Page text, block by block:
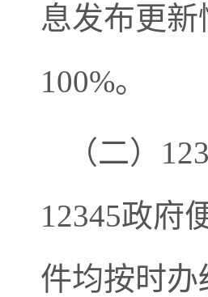
息发布更
100%。
（二）
12345政府
件均按时办